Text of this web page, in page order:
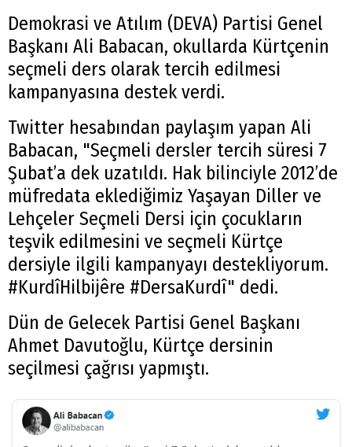
Demokrasi ve Atılım (DEVA) Partisi Genel
Başkanı Ali Babacan, okullarda Kürtçenin
seçmeli ders olarak tercih edilmesi
kampanyasına destek verdi.
Twitter hesabından paylaşım yapan Ali
Babacan, "Seçmeli dersler tercih süresi 7
Şubat’a dek uzatıldı. Hak bilinciyle 2012’de
müfredata eklediğimiz Yaşayan Diller ve
Lehçeler Seçmeli Dersi için çocukların
teşvik edilmesini ve seçmeli Kürtçe
dersiyle ilgili kampanyayı destekliyorum.
#KurdîHilbijêre #DersaKurdî" dedi.
Dün de Gelecek Partisi Genel Başkanı
Ahmet Davutoğlu, Kürtçe dersinin
seçilmesi çağrısı yapmıştı.